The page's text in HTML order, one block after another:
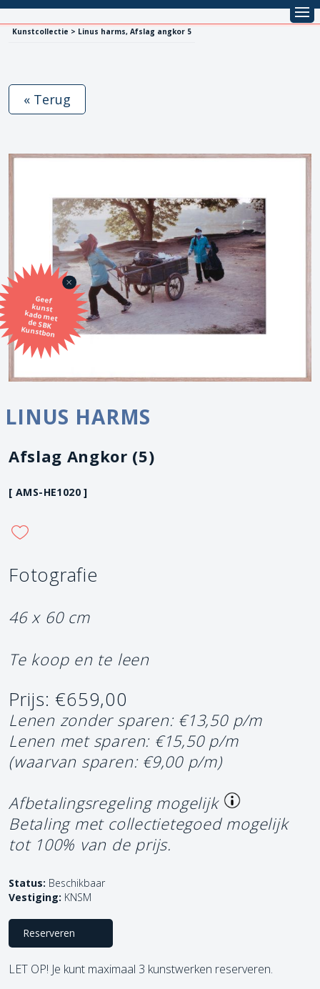
Kunstcollectie > Linus harms, Afslag angkor 5
Geef
kunst
kado met
de SBK
Kunstbon
« Terug
LINUS HARMS
Afslag Angkor (5)
[ AMS-HE1020 ]
Fotografie
46 x 60 cm
Te koop en te leen
Prijs: €659,00
Lenen zonder sparen: €13,50 p/m
Lenen met sparen: €15,50 p/m
(waarvan sparen: €9,00 p/m)
Afbetalingsregeling mogelijk
Betaling met collectietegoed mogelijk
tot 100% van de prijs.
Status: Beschikbaar
Vestiging: KNSM
Reserveren
LET OP! Je kunt maximaal 3 kunstwerken reserveren.